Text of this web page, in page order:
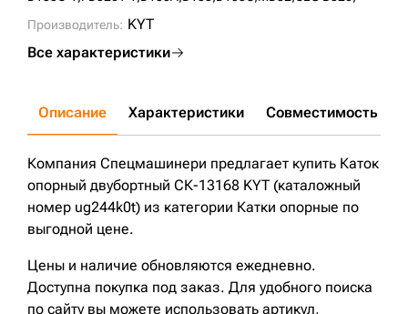
Производитель: KYT
Все характеристики
Описание Характеристики Совместимость
Компания Спецмашинери предлагает купить Каток
опорный двубортный СК-13168 KYT (каталожный
номер ug244k0t) из категории Катки опорные по
выгодной цене.
Цены и наличие обновляются ежедневно.
Доступна покупка под заказ. Для удобного поиска
по сайту вы можете использовать артикул,